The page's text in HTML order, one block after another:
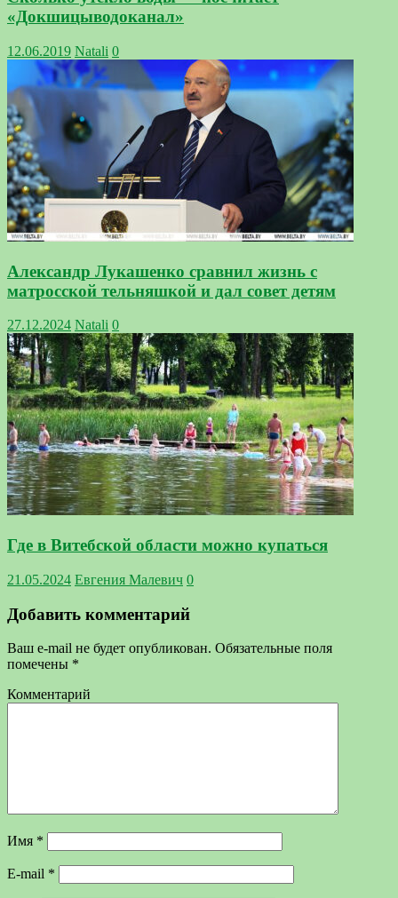
«Докшицыводоканал»
12.06.2019 Natali 0
Александр Лукашенко сравнил жизнь с
матросской тельняшкой и дал совет детям
27.12.2024 Natali 0
Где в Витебской области можно купаться
21.05.2024 Евгения Малевич 0
Добавить комментарий
Ваш e-mail не будет опубликован. Обязательные поля
помечены *
Комментарий
Имя *
E-mail *